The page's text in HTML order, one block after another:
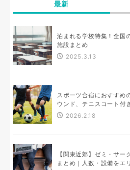
最新
泊まれる学校特集！全国
施設まとめ
2025.3.13
スポーツ合宿におすすめ
ウンド、テニスコート付
2026.2.18
【関東近郊】ゼミ・サ
まとめ｜人数・設備をエ